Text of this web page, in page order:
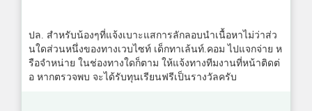
ปล. สำหรับน้องๆที่แจ้งเบาะแสการลักลอบนำเนื้อหาไม่ว่าส่ว
นใดส่วนหนึ่งของทางเวบไซท์ เด็กทาเล้นท์.คอม ไปแจกจ่าย ห
รือจำหน่าย ในช่องทางใดก็ตาม ให้แจ้งทางทีมงานที่หน้าติดต่
อ หากตรวจพบ จะได้รับทุนเรียนฟรีเป็นรางวัลครับ